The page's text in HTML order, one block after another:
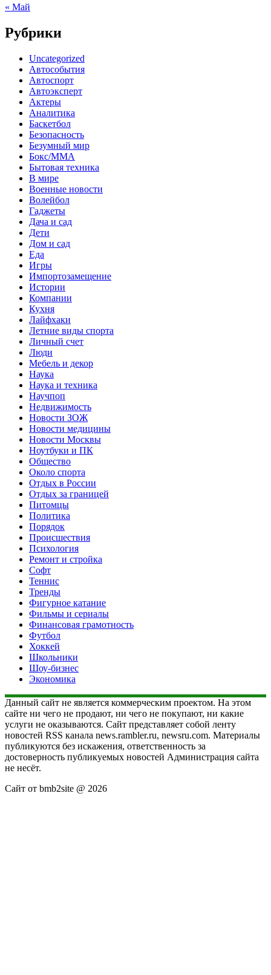
« Май
Рубрики
Uncategorized
Автособытия
Автоспорт
Автоэксперт
Актеры
Аналитика
Баскетбол
Безопасность
Безумный мир
Бокс/MMA
Бытовая техника
В мире
Военные новости
Волейбол
Гаджеты
Дача и сад
Дети
Дом и сад
Еда
Игры
Импортозамещение
Истории
Компании
Кухня
Лайфхаки
Летние виды спорта
Личный счет
Люди
Мебель и декор
Наука
Наука и техника
Научпоп
Недвижимость
Новости ЗОЖ
Новости медицины
Новости Москвы
Ноутбуки и ПК
Общество
Около спорта
Отдых в России
Отдых за границей
Питомцы
Политика
Порядок
Происшествия
Психология
Ремонт и стройка
Софт
Теннис
Тренды
Фигурное катание
Фильмы и сериалы
Финансовая грамотность
Футбол
Хоккей
Школьники
Шоу-бизнес
Экономика
Данный сайт не является коммерческим проектом. На этом
сайте ни чего не продают, ни чего не покупают, ни какие
услуги не оказываются. Сайт представляет собой ленту
новостей RSS канала news.rambler.ru, newsru.com. Материалы
публикуются без искажения, ответственность за
достоверность публикуемых новостей Администрация сайта
не несёт.
Сайт от bmb2site @ 2026